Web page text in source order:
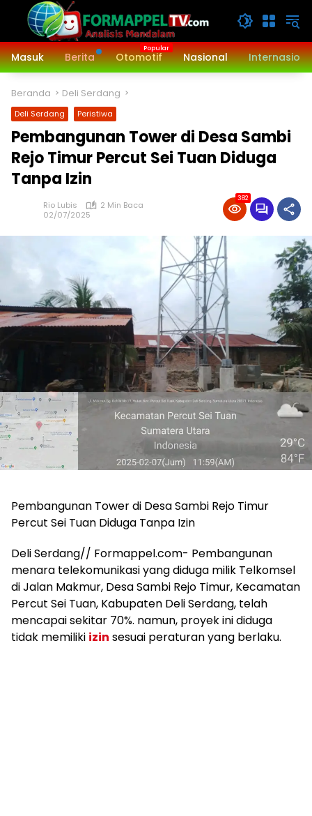
Langsung
konten
Masuk
Berita Otomotif Nasional
Beranda Deli Serdang
Deli Serdang Peristiwa
Pembangunan Tower di Desa Sambi
Rejo Timur Percut Sei Tuan Diduga
Tanpa Izin
Rio Lubis
2 Min Baca
02/07/2025
382
Pembangunan Tower di Desa Sambi Rejo Timur
Percut Sei Tuan Diduga Tanpa Izin
Deli Serdang// Formappel.com- Pembangunan
menara telekomunikasi yang diduga milik Telkomsel
di Jalan Makmur, Desa Sambi Rejo Timur, Kecamatan
Percut Sei Tuan, Kabupaten Deli Serdang, telah
mencapai sekitar 70%. namun, proyek ini diduga
tidak memiliki izin sesuai peraturan yang berlaku.